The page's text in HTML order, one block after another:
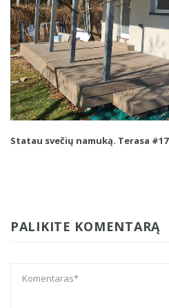
Statau svečių namuką. Terasa #17
PALIKITE KOMENTARĄ